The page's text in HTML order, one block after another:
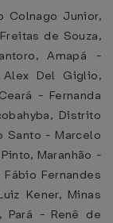
Colnago Junior,
de Souza,
Amapá -
Alex Del Giglio,
- Fernanda
Distrito
Santo - Marcelo
Maranhão -
Fernandes
Kener, Minas
Pará - Renê de